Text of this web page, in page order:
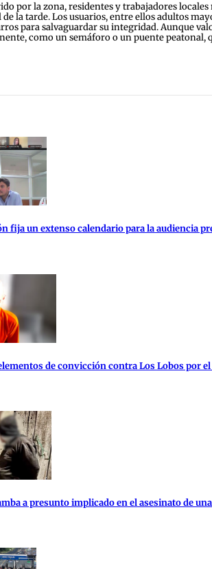
por la zona, residentes y trabajadores
la tarde. Los usuarios, entre ellos adultos
para salvaguardar su integridad. Aunque
como un semáforo o un puente peatonal,
fija un extenso calendario para la audiencia
de convicción contra Los Lobos por
a presunto implicado en el asesinato de